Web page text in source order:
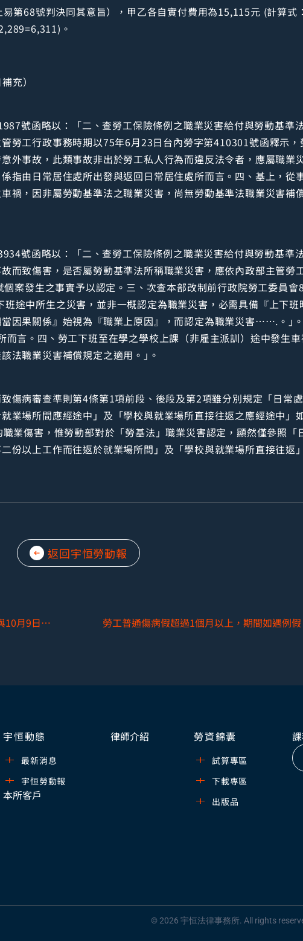
第68號判決同其意旨），甲乙各自實付費用為15,115元 (計算式
。
充）
號函略以：「二、查勞工保險條例之職業災害給付與勞動基準
勞工行政事務時期以75年6月23日台內勞字第410301號函釋示
外事故，此類事故非出於勞工私人行為而違反法令者，應屬職業
指由日常居住處所出發與返回日常居住處所而言。四、基上，從
禍，因非屬勞動基準法之職業災害，尚無勞動基準法職業災害補
號函略以：「二、查勞工保險條例之職業災害給付與勞動基準
而致傷害，是否屬勞動基準法所稱職業災害，應依內政部主管勞
案發生之事實予以認定。三、次查本部改制前行政院勞工委員會
途中所生之災害，並非一概認定為職業災害，必需具備『上下班
因果關係』始視為『職業上原因』，而認定為職業災害…….。｣
言。四、勞工下班至在學之學校上課（非雇主派訓）途中發生
法職業災害補償規定之適用。｣。
傷病審查準則第4條第1項前段、後段及第2項雖分別規定「日常
業場所間應經途中」及「學校與就業場所直接往返之應經途中」
業傷害，惟勞動部對於「勞基法」職業災害認定，顯然僅參照「
份以上工作而往返於就業場所間」及「學校與就業場所直接往返
返回宇恒勞動報
「配合」政府機關辦公日曆出勤，將9月30日休息日與10月9日工作日對調，如勞工9/30離職或是10/2到職，如何處理？
宇恒動態
最新消息
宇恒勞動報
本所客戶
律師介紹 勞資錦囊
試算專區
下載專區
出版品
© 2026 宇恒法律事務所. All rights